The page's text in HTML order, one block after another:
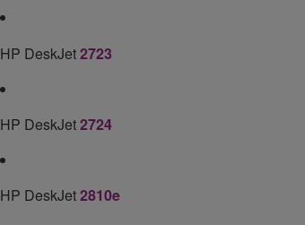
HP DeskJet2723
HP DeskJet2724
HP DeskJet2810e